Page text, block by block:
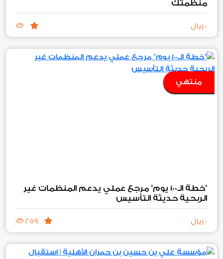
منظمتك
0 ريال
منتهي
"خطة الـ100 يوم" مرجع عملي يدعم المنظمات غير
الربحية حديثة التأسيس
0 ريال 259